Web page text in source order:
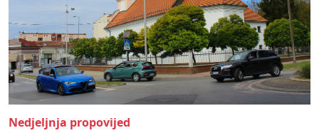
Nedjeljnja propovijed